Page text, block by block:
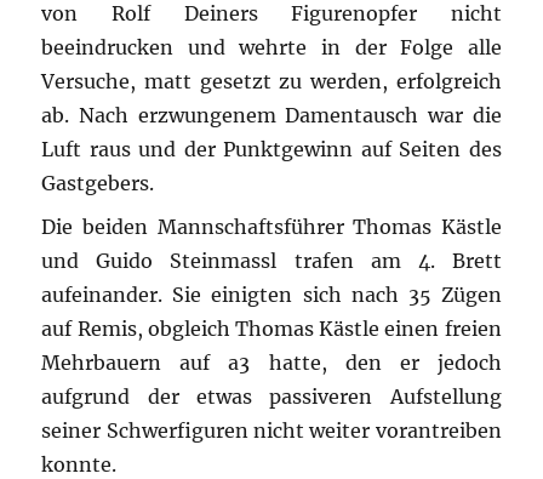
von Rolf Deiners Figurenopfer nicht
beeindrucken und wehrte in der Folge alle
Versuche, matt gesetzt zu werden, erfolgreich
ab. Nach erzwungenem Damentausch war die
Luft raus und der Punktgewinn auf Seiten des
Gastgebers.
Die beiden Mannschaftsführer Thomas Kästle
und Guido Steinmassl trafen am 4. Brett
aufeinander. Sie einigten sich nach 35 Zügen
auf Remis, obgleich Thomas Kästle einen freien
Mehrbauern auf a3 hatte, den er jedoch
aufgrund der etwas passiveren Aufstellung
seiner Schwerfiguren nicht weiter vorantreiben
konnte.